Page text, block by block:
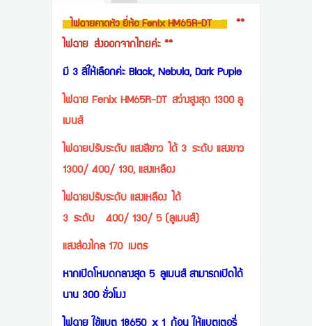
ไฟฉายคาดหัว ยี่ห้อ Fenix HM65R-DT **
ไฟฉาย ส่งออกจากไทยค่ะ **
มี 3 สีให้เลือกค่ะ Black, Nebula, Dark Puple
ไฟฉาย Fenix HM65R-DT สว่างสูงสุด 1300 ลู
เมนส์
ไฟฉายปรับระดับ แสงสีขาว ได้ 3 ระดับ แสงขาว
1300/ 400/ 130, แสงเหลือง
ไฟฉายปรับระดับ แสงเหลือง ได้
3 ระดับ 400/ 130/ 5 (ลูเมนส์)
แสงส่องไกล 170 เมตร
หากเปิดโหมดกลางสุด 5 ลูเมนส์ สามารถเปิดได้
นาน 300 ชั่วโมง
ไฟฉาย ใช้แบต 18650 x 1 ก้อน ให้แบตเตอรี่